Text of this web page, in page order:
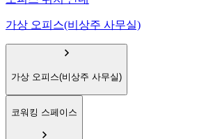
가상 오피스(비상주 사무실)
가상 오피스(비상주 사무실)
코워킹 스페이스